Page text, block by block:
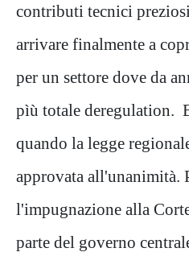
contributi tecnici
arrivare finalmente a
per un settore dove da
pìù totale deregulation.
quando la legge
approvata all'unanimità.
l'impugnazione alla
parte del governo